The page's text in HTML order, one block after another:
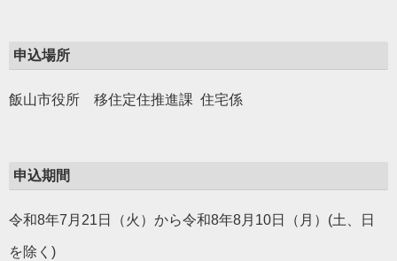
申込場所
飯山市役所 移住定住推進課 住宅係
申込期間
令和8年7月21日（火）から令和8年8月10日（月）(土、日
を除く)